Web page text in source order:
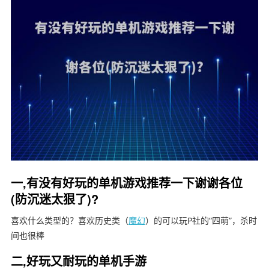
一,有没有好玩的单机游戏推荐一下谢谢各位
(防沉迷太狠了)?
喜欢什么类型的？喜欢历史类（魔幻）的可以玩P社的“四萌”，杀时
间也很棒
二,好玩又耐玩的单机手游